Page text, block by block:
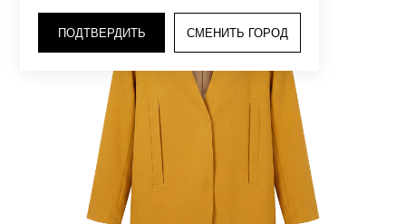
ПОДТВЕРДИТЬ СМЕНИТЬ ГОРОД